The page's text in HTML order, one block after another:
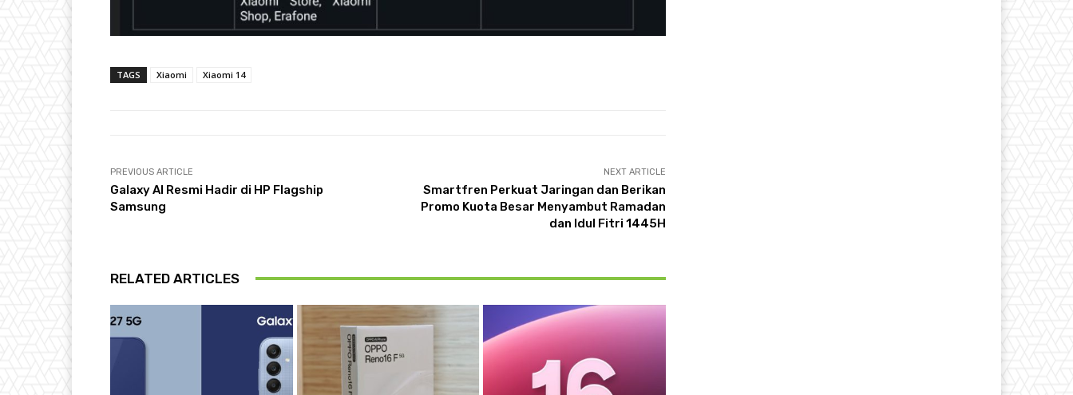
TAGS Xiaomi Xiaomi 14
PREVIOUS ARTICLE
Galaxy AI Resmi Hadir di HP Flagship
Samsung
NEXT ARTICLE
Smartfren Perkuat Jaringan dan Berikan
Promo Kuota Besar Menyambut Ramadan
dan Idul Fitri 1445H
RELATED ARTICLES